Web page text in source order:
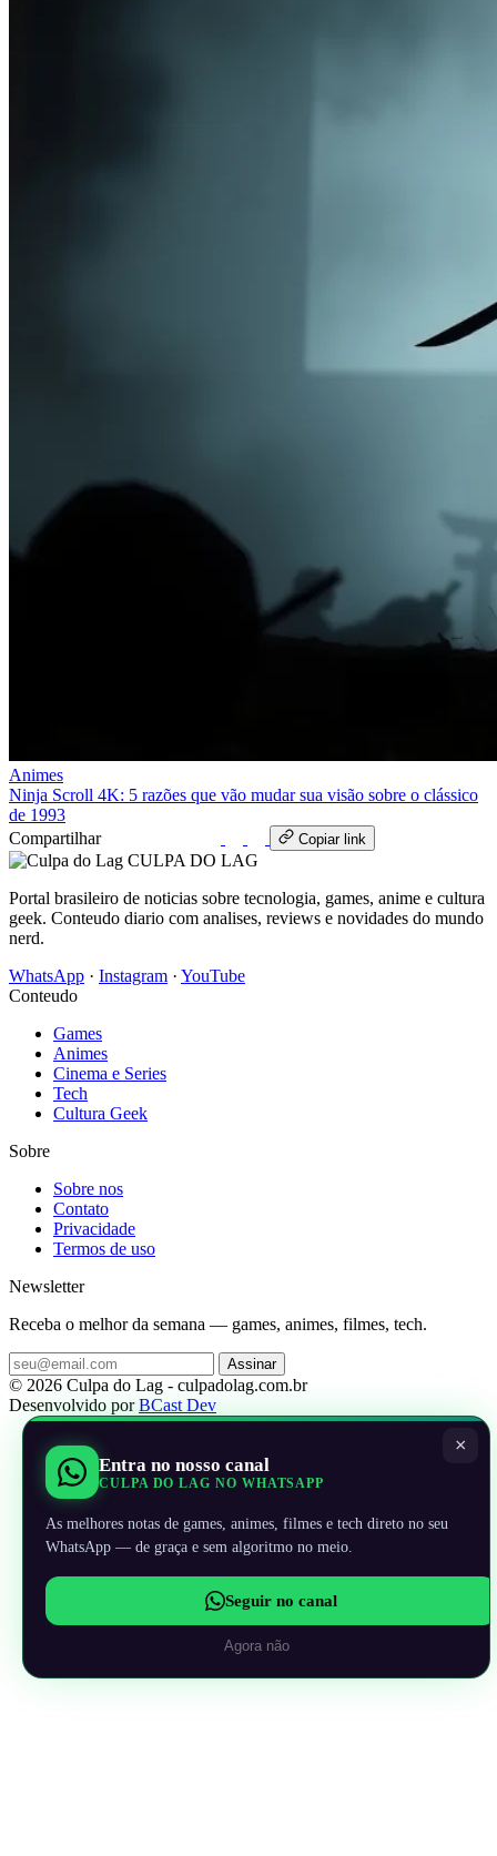
Animes
Ninja Scroll 4K: 5 razões que vão mudar sua visão sobre o clássico
de 1993
Compartilhar
Copiar link
CULPA DO LAG
Portal brasileiro de noticias sobre tecnologia, games, anime e cultura
geek. Conteudo diario com analises, reviews e novidades do mundo
nerd.
WhatsApp · Instagram · YouTube
Conteudo
Games
Animes
Cinema e Series
Tech
Cultura Geek
Sobre
Sobre nos
Contato
Privacidade
Termos de uso
Newsletter
Receba o melhor da semana — games, animes, filmes, tech.
Assinar
© 2026 Culpa do Lag - culpadolag.com.br
Desenvolvido porBCast Dev
×
Entra no nosso canal
CULPA DO LAG NO WHATSAPP
As melhores notas de games, animes, filmes e tech direto no seu
WhatsApp — de graça e sem algoritmo no meio.
Seguir no canal
Agora não